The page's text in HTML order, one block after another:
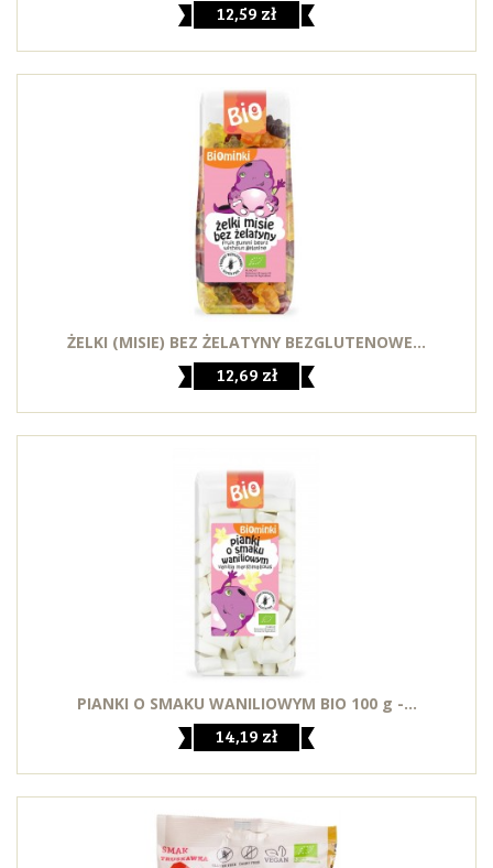
12,59 zł
ŻELKI (MISIE) BEZ ŻELATYNY BEZGLUTENOWE...
12,69 zł
PIANKI O SMAKU WANILIOWYM BIO 100 g -...
14,19 zł